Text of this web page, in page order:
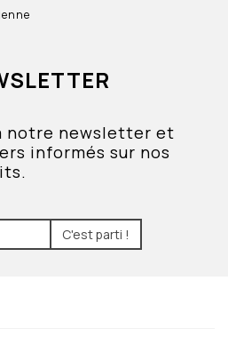
notre newsletter et
informés sur nos
C'est parti !